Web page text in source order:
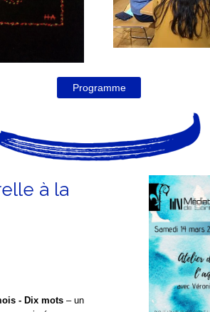
Programme
à la
- Dix mots – un